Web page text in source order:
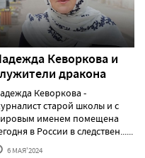
Кеворкова и
дракона
Кеворкова -
старой школы и с
именем помещена
в России в следствен......
6 МАЯ'2024